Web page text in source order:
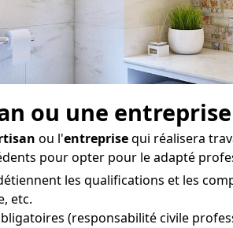
ou une
ou l'entreprisequi réalisera
pour opter pour le adapté
les qualifications et les
etc.
(responsabilité civile